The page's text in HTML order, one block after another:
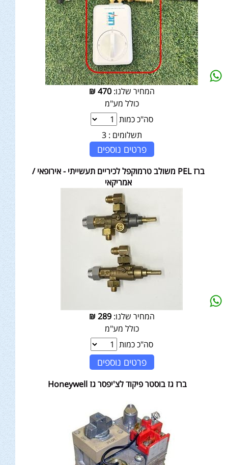
המחיר שלנו:470
₪
כולל מע"מ
סה"כ כמות
תשלומים : 3
פרטים נוספים
ברז PEL משולב טרמוקפל לכיריים תעשייתי - אירופאי /
אמריקאי
המחיר שלנו:289
₪
כולל מע"מ
סה"כ כמות
פרטים נוספים
ברז גז בוסטר פיקוד לצ'יפסר גז Honeywell